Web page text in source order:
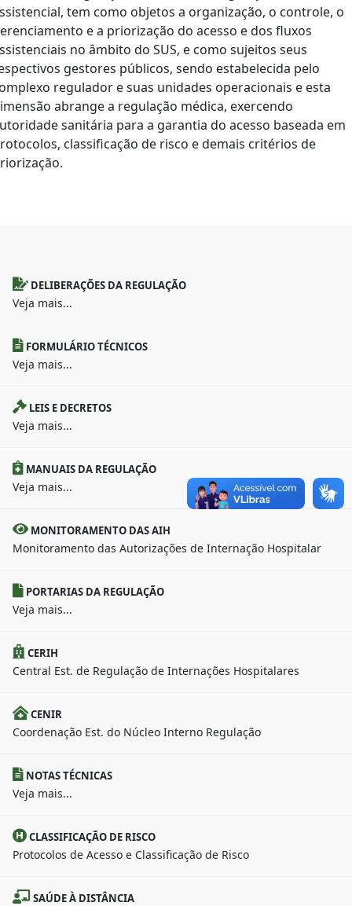
tem como objetos a organização, o controle, o
e a priorização do acesso e dos fluxos
no âmbito do SUS, e como sujeitos seus
gestores públicos, sendo estabelecida pelo
regulador e suas unidades operacionais e esta
abrange a regulação médica, exercendo
sanitária para a garantia do acesso baseada em
classificação de risco e demais critérios de
DELIBERAÇÕES DA REGULAÇÃO
Veja mais...
FORMULÁRIO TÉCNICOS
Veja mais...
LEIS E DECRETOS
Veja mais...
MANUAIS DA REGULAÇÃO
Veja mais...
MONITORAMENTO DAS AIH
Monitoramento das Autorizações de Internação Hospitalar
PORTARIAS DA REGULAÇÃO
Veja mais...
CERIH
Central Est. de Regulação de Internações Hospitalares
CENIR
Coordenação Est. do Núcleo Interno Regulação
NOTAS TÉCNICAS
Veja mais...
CLASSIFICAÇÃO DE RISCO
Protocolos de Acesso e Classificação de Risco
SAÚDE À DISTÂNCIA